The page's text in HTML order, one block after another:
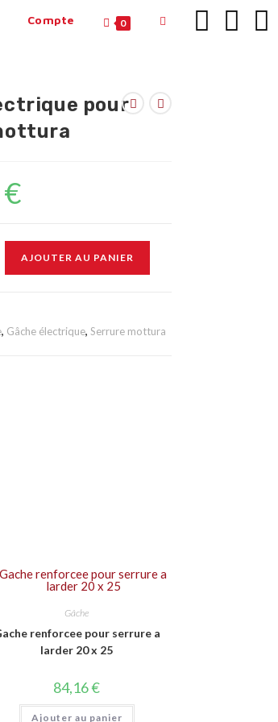
Compte 0
pour
€
AJOUTER AU PANIER
, Gâche électrique, Serrure mottura
Gâche
renforcee pour serrure a
larder 20 x 25
84,16€
Ajouter au panier